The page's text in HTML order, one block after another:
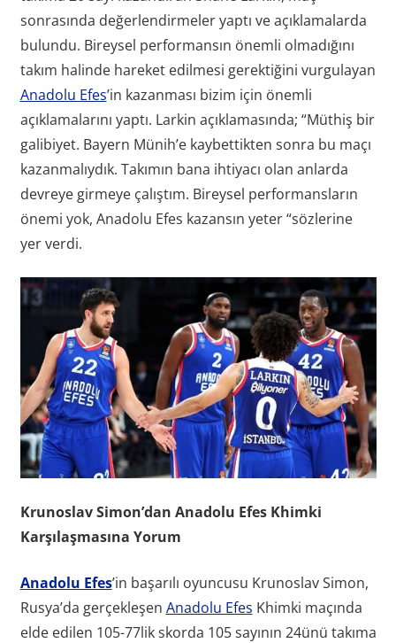
sonrasında değerlendirmeler yaptı ve açıklamalarda
bulundu. Bireysel performansın önemli olmadığını
takım halinde hareket edilmesi gerektiğini vurgulayan
Anadolu Efes’in kazanması bizim için önemli
açıklamalarını yaptı. Larkin açıklamasında; “Müthiş bir
galibiyet. Bayern Münih’e kaybettikten sonra bu maçı
kazanmalıydık. Takımın bana ihtiyacı olan anlarda
devreye girmeye çalıştım. Bireysel performansların
önemi yok, Anadolu Efes kazansın yeter “sözlerine
yer verdi.
Krunoslav Simon’dan Anadolu Efes Khimki
Karşılaşmasına Yorum
Anadolu Efes’in başarılı oyuncusu Krunoslav Simon,
Rusya’da gerçekleşen Anadolu Efes Khimki maçında
elde edilen 105-77lik skorda 105 sayının 24ünü takıma